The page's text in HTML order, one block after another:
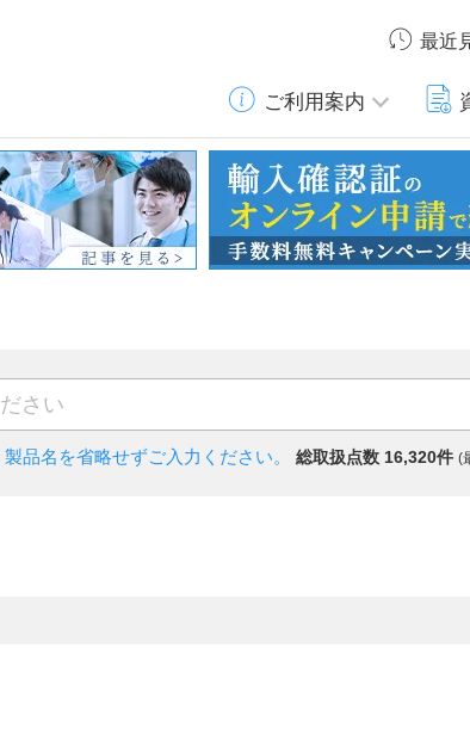
最近
ご利用案内
製品名を省略せずご入力ください。 総取扱点数 16,320件 (